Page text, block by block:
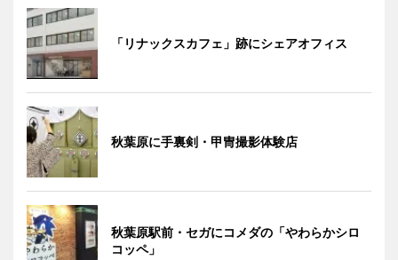
「リナックスカフェ」跡にシェアオフィス
秋葉原に手裏剣・甲冑撮影体験店
秋葉原駅前・セガにコメダの「やわらかシロ
コッペ」